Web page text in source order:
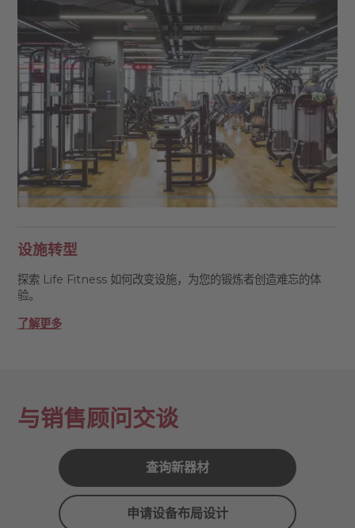
设施转型
探索 Life Fitness 如何改变设施，为您的锻炼者创造难忘的体
验。
了解更多
与销售顾问交谈
查询新器材
申请设备布局设计